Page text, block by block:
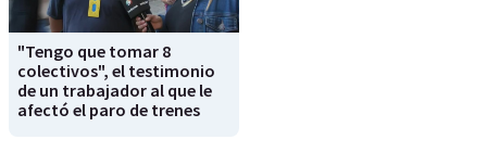
"Tengo que tomar 8
colectivos", el testimonio
de un trabajador al que le
afectó el paro de trenes